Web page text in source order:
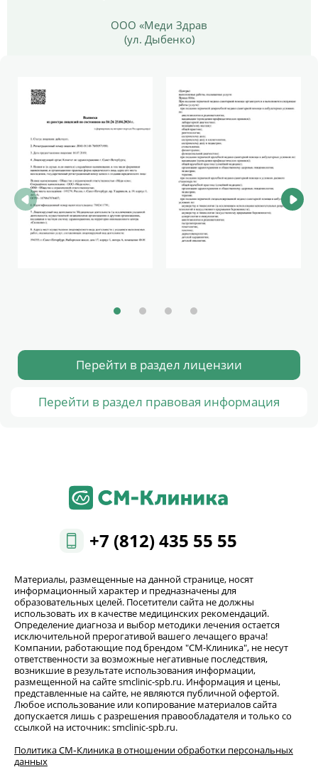
ООО «Меди Здрав
(ул. Дыбенко)
Перейти в раздел лицензии
Перейти в раздел правовая информация
+7 (812) 435 55 55
Материалы, размещенные на данной странице, носят
информационный характер и предназначены для
образовательных целей. Посетители сайта не должны
использовать их в качестве медицинских рекомендаций.
Определение диагноза и выбор методики лечения остается
исключительной прерогативой вашего лечащего врача!
Компании, работающие под брендом "СМ-Клиника", не несут
ответственности за возможные негативные последствия,
возникшие в результате использования информации,
размещенной на сайте smclinic-spb.ru. Информация и цены,
представленные на сайте, не являются публичной офертой.
Любое использование или копирование материалов сайта
допускается лишь с разрешения правообладателя и только со
ссылкой на источник: smclinic-spb.ru.
Политика СМ‑Клиника в отношении обработки персональных
данных